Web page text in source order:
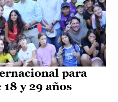
para
y 29 años